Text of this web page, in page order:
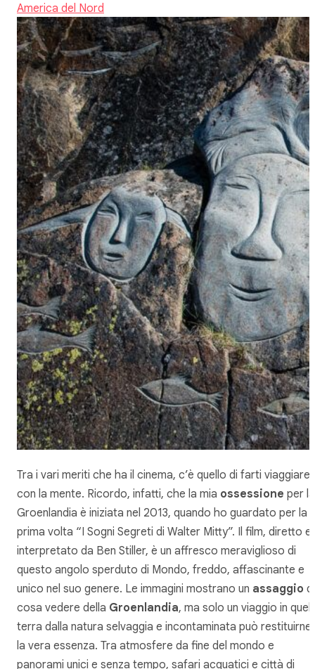
America del Nord
Tra i vari meriti che ha il cinema, c’è quello di farti viaggiare
con la mente. Ricordo, infatti, che la mia ossessione per la
Groenlandia è iniziata nel 2013, quando ho guardato per la
prima volta “I Sogni Segreti di Walter Mitty”. Il film, diretto e
interpretato da Ben Stiller, è un affresco meraviglioso di
questo angolo sperduto di Mondo, freddo, affascinante e
unico nel suo genere. Le immagini mostrano un assaggio di
cosa vedere della Groenlandia, ma solo un viaggio in
terra dalla natura selvaggia e incontaminata può restituirne
la vera essenza. Tra atmosfere da fine del mondo e
panorami unici e senza tempo, safari acquatici e città di